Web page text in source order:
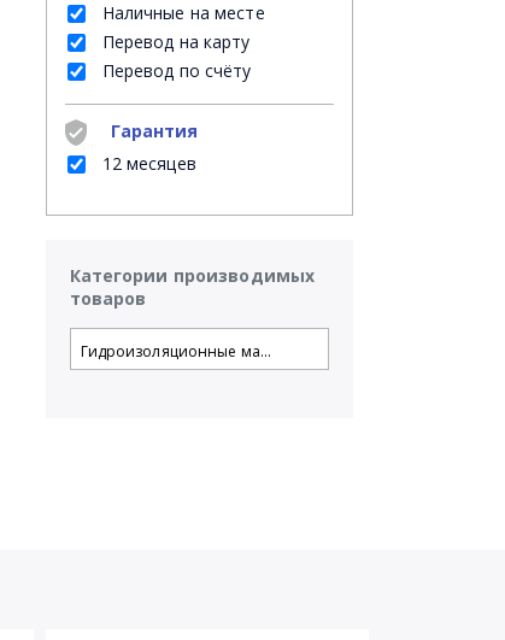
Часто задаваемые вопросы
Наличные на месте
Перевод на карту
Перевод по счёту
Гарантия
12 месяцев
Категории производимых
товаров
Гидроизоляционные ма...